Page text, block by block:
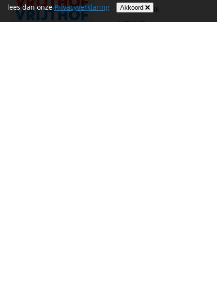
INFORMATIE
NIEUWS
lees dan onzePrivacyverklaring Akkoord